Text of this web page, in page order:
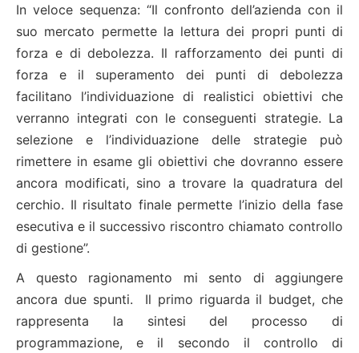
In veloce sequenza: “Il confronto dell’azienda con il
suo mercato permette la lettura dei propri punti di
forza e di debolezza. Il rafforzamento dei punti di
forza e il superamento dei punti di debolezza
facilitano l’individuazione di realistici obiettivi che
verranno integrati con le conseguenti strategie. La
selezione e l’individuazione delle strategie può
rimettere in esame gli obiettivi che dovranno essere
ancora modificati, sino a trovare la quadratura del
cerchio. Il risultato finale permette l’inizio della fase
esecutiva e il successivo riscontro chiamato controllo
di gestione”.
A questo ragionamento mi sento di aggiungere
ancora due spunti. Il primo riguarda il budget, che
rappresenta la sintesi del processo di
programmazione, e il secondo il controllo di